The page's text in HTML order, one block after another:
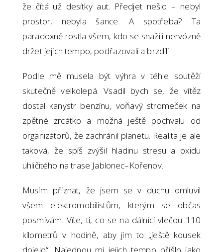
že čítá už desítky aut. Předjet nešlo – nebyl
prostor, nebyla šance. A spotřeba? Ta
paradoxně rostla všem, kdo se snažili nervózně
držet jejich tempo, podřazovali a brzdili.
Podle mě musela být výhra v téhle soutěži
skutečně velkolepá. Vsadil bych se, že vítěz
dostal kanystr benzínu, voňavý stromeček na
zpětné zrcátko a možná ještě pochvalu od
organizátorů, že zachránil planetu. Realita je ale
taková, že spíš zvýšil hladinu stresu a oxidu
uhličitého na trase Jablonec–Kořenov.
Musím přiznat, že jsem se v duchu omluvil
všem elektromobilistům, kterým se občas
posmívám. Víte, ti, co se na dálnici vlečou 110
kilometrů v hodině, aby jim to „ještě kousek